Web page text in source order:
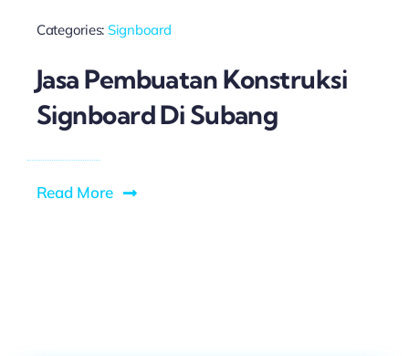
Categories: Signboard
Jasa Pembuatan Konstruksi
Signboard Di Subang
Read More